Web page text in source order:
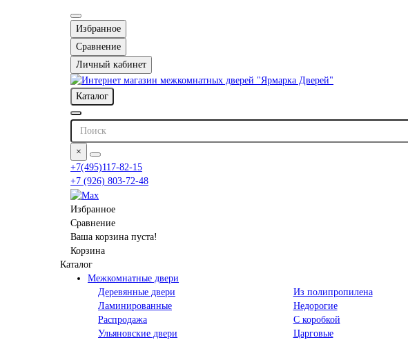
Избранное
Сравнение
Личный кабинет
Каталог
×
+7(495)117-82-15
+7 (926) 803-72-48
Избранное
Сравнение
Ваша корзина пуста!
Корзина
Каталог
Межкомнатные двери
Деревянные двери
Из полипропилена
Ламинированные
Недорогие
Распродажа
С коробкой
Ульяновские двери
Царговые